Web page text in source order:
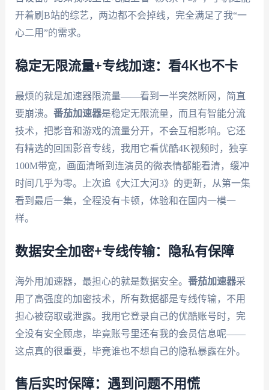
开着刷B站的综艺，两边都不会掉线，完全满足了我“一
心二用”的需求。
稳定无限流量+专线加速：看4K也不卡
最烦的就是加速器限流量——看到一半突然断网，简直
要崩溃。 番茄加速器是稳定无限流量，而且有智能分流
技术，把影音和游戏的流量分开，不会互相影响。它还
有精选的回国影音专线，我用它看优酷4K视频时，独享
100M带宽，画面清晰到连演员的微表情都能看清，缓冲
时间几乎为零。上次追《大江大河3》的更新，从第一集
看到最后一集，全程没有卡顿，体验和在国内一模一
样。
数据安全加密+专线传输：隐私有保障
海外用加速器，最担心的就是数据安全。 番茄加速器采
用了高强度的加密技术，所有数据都是专线传输，不用
担心被窃取或泄露。我用它登录自己的优酷账号时，完
全没有安全顾虑，毕竟账号里还有我的会员信息呢——
这点真的很重要，毕竟谁也不想自己的隐私暴露在外。
售后实时保障：遇到问题不用慌